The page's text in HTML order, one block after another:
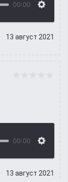
00:00
13 август 2021
00:00
13 август 2021